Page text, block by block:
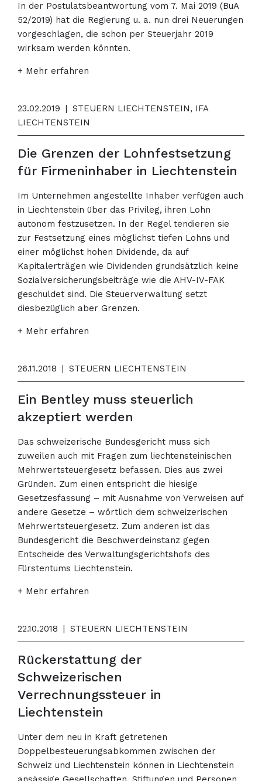
In der Postulatsbeantwortung vom 7. Mai 2019 (BuA
52/2019) hat die Regierung u. a. nun drei Neuerungen
vorgeschlagen, die schon per Steuerjahr 2019
wirksam werden könnten.
+ Mehr erfahren
23.02.2019 | STEUERN LIECHTENSTEIN, IFA
LIECHTENSTEIN
Die Grenzen der Lohnfestsetzung
für Firmeninhaber in Liechtenstein
Im Unternehmen angestellte Inhaber verfügen auch
in Liechtenstein über das Privileg, ihren Lohn
autonom festzusetzen. In der Regel tendieren sie
zur Festsetzung eines möglichst tiefen Lohns und
einer möglichst hohen Dividende, da auf
Kapitalerträgen wie Dividenden grundsätzlich keine
Sozialversicherungsbeiträge wie die AHV-IV-FAK
geschuldet sind. Die Steuerverwaltung setzt
diesbezüglich aber Grenzen.
+ Mehr erfahren
26.11.2018 | STEUERN LIECHTENSTEIN
Ein Bentley muss steuerlich
akzeptiert werden
Das schweizerische Bundesgericht muss sich
zuweilen auch mit Fragen zum liechtensteinischen
Mehrwertsteuergesetz befassen. Dies aus zwei
Gründen. Zum einen entspricht die hiesige
Gesetzesfassung – mit Ausnahme von Verweisen auf
andere Gesetze – wörtlich dem schweizerischen
Mehrwertsteuergesetz. Zum anderen ist das
Bundesgericht die Beschwerdeinstanz gegen
Entscheide des Verwaltungsgerichtshofs des
Fürstentums Liechtenstein.
+ Mehr erfahren
22.10.2018 | STEUERN LIECHTENSTEIN
Rückerstattung der
Schweizerischen
Verrechnungssteuer in
Liechtenstein
Unter dem neu in Kraft getretenen
Doppelbesteuerungsabkommen zwischen der
Schweiz und Liechtenstein können in Liechtenstein